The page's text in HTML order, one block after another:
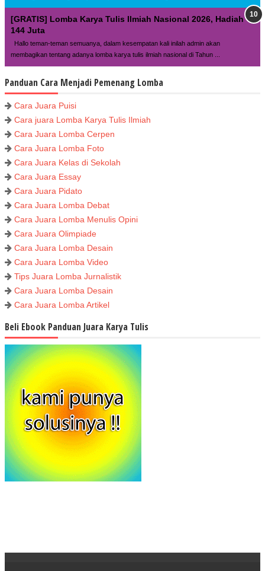
[GRATIS] Lomba Karya Tulis Ilmiah Nasional 2026, Hadiah
144 Juta
Hallo teman-teman semuanya, dalam kesempatan kali inilah admin akan
membagikan tentang adanya lomba karya tulis ilmiah nasional di Tahun ...
Panduan Cara Menjadi Pemenang Lomba
Cara Juara Puisi
Cara juara Lomba Karya Tulis Ilmiah
Cara Juara Lomba Cerpen
Cara Juara Lomba Foto
Cara Juara Kelas di Sekolah
Cara Juara Essay
Cara Juara Pidato
Cara Juara Lomba Debat
Cara Juara Lomba Menulis Opini
Cara Juara Olimpiade
Cara Juara Lomba Desain
Cara Juara Lomba Video
Tips Juara Lomba Jurnalistik
Cara Juara Lomba Desain
Cara Juara Lomba Artikel
Beli Ebook Panduan Juara Karya Tulis